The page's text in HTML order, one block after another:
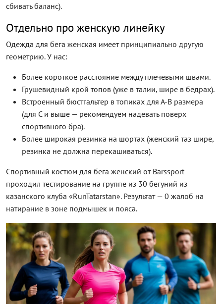
сбивать баланс).
Отдельно про женскую линейку
Одежда для бега женская имеет принципиально другую
геометрию. У нас:
Более короткое расстояние между плечевыми швами.
Грушевидный крой топов (уже в талии, шире в бедрах).
Встроенный бюстгальтер в топиках для А-В размера
(для C и выше — рекомендуем надевать поверх
спортивного бра).
Более широкая резинка на шортах (женский таз шире,
резинка не должна перекашиваться).
Спортивный костюм для бега женский от Barssport
проходил тестирование на группе из 30 бегуний из
казанского клуба «RunTatarstan». Результат — 0 жалоб на
натирание в зоне подмышек и пояса.